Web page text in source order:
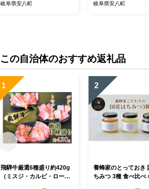
岐阜県安八町 岐阜県安八町
この自治体のおすすめ返礼品
1
飛騨牛厳選6種盛り約420g
（ミスジ・カルビ・ロー
2
養蜂家のとっておき
ちみつ 3種 食べ比べ